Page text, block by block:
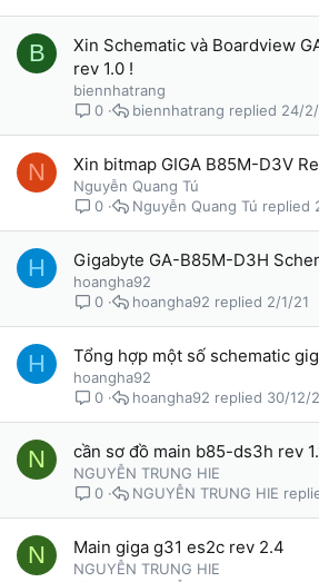
B
Xin Schematic và Boardview
rev 1.0 !
biennhatrang
0
24/
biennhatrang
N Xin bitmap GIGA B85M-D3V
Nguyễn Quang Tú
0
Nguyễn Quang Tú
H Gigabyte GA-B85M-D3H
hoangha92
0
2/1/21
hoangha92
H Tổng hợp một số schematic
hoangha92
0
30/12/
hoangha92
N cần sơ đồ main b85-ds3h rev
NGUYỄN TRUNG HIE
0
NGUYỄN TRUNG HIE
N Main giga g31 es2c rev 2.4
NGUYỄN TRUNG HIE